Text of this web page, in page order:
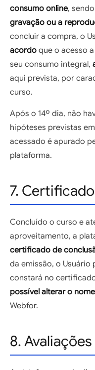
consumo online, sendo
gravação ou a
concluir a compra, o
acordo que o acesso
seu consumo integral,
aqui prevista, por
curso.
Após o 14º dia, não
hipóteses previstas
acessado é apurado
plataforma.
7.
Concluído o curso e
aproveitamento, a
certificado de
da emissão, o
constará no
possível alterar o nome
Webfor.
8.